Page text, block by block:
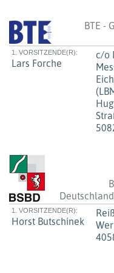
BTE -
1. VORSITZENDE(R):
Lars Forche
c/o
1. VORSITZENDE(R):
Horst Butschinek